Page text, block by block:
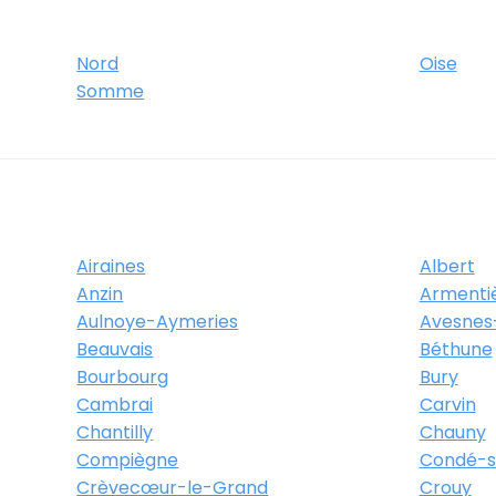
Nord
Oise
Somme
Airaines
Albert
Anzin
Aulnoye-Aymeries
Beauvais
Béthune
Bourbourg
Bury
Cambrai
Carvin
Chantilly
Chauny
Compiègne
Condé-
Crèvecœur-le-Grand
Crouy